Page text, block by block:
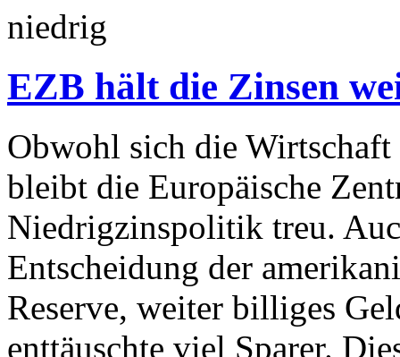
EZB hält die Zinsen
Obwohl sich die
bleibt die Europäische
Niedrigzinspolitik treu.
Entscheidung der
Reserve, weiter billiges
enttäuschte viel Sparer.